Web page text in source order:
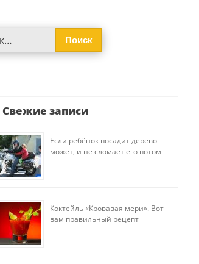
Свежие записи
Если ребёнок посадит дерево —
может, и не сломает его потом
Коктейль «Кровавая мери». Вот
вам правильный рецепт